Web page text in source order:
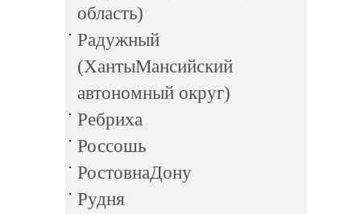
область)
Радужный
(ХантыМансийский
автономный округ)
Ребриха
Россошь
РостовнаДону
Рудня